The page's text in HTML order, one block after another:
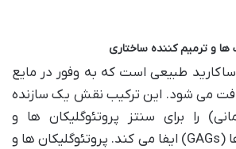
ها و ترمیم کننده ساختاری
طبیعی است که به وفور در مایع
می شود. این ترکیب نقش یک سازنده
را برای سنتز پروتئوگلیکان ها و
گلیکوزآمینوگلیکان ها (GAGs) ایفا می کند. پروتئوگلیکان ها و